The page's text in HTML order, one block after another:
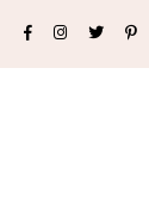
Skip